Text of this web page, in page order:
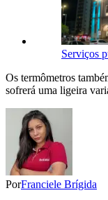
Serviços
Os termômetros
sofrerá uma ligeira
PorFranciele Brígida